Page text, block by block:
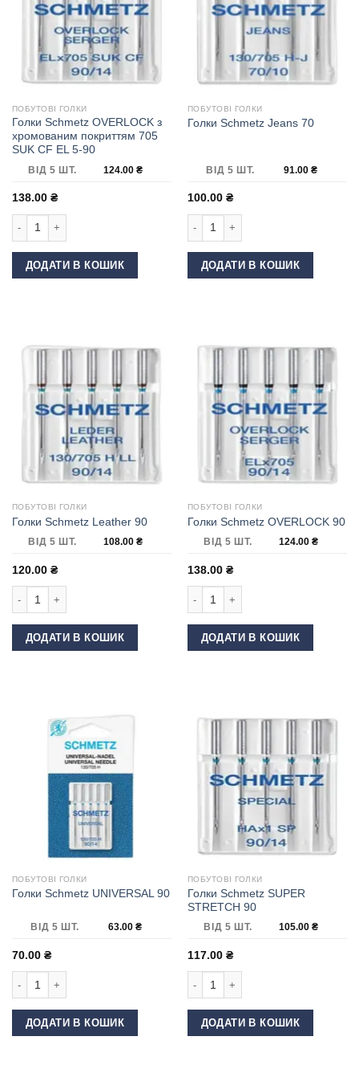
ПОБУТОВІ ГОЛКИ
Голки Schmetz OVERLOCK з
хромованим покриттям 705
SUK CF EL 5-90
ВІД 5 ШТ. 124.00 ₴
138.00 ₴
ДОДАТИ В КОШИК
ПОБУТОВІ ГОЛКИ
Голки Schmetz Jeans 70
ВІД 5 ШТ. 91.00 ₴
100.00 ₴
ДОДАТИ В КОШИК
ПОБУТОВІ ГОЛКИ
Голки Schmetz Leather 90
ВІД 5 ШТ. 108.00 ₴
120.00 ₴
ДОДАТИ В КОШИК
ПОБУТОВІ ГОЛКИ
Голки Schmetz OVERLOCK 90
ВІД 5 ШТ. 124.00 ₴
138.00 ₴
ДОДАТИ В КОШИК
ПОБУТОВІ ГОЛКИ
Голки Schmetz UNIVERSAL 90
ВІД 5 ШТ. 63.00 ₴
70.00 ₴
ДОДАТИ В КОШИК
ПОБУТОВІ ГОЛКИ
Голки Schmetz SUPER
STRETCH 90
ВІД 5 ШТ. 105.00 ₴
117.00 ₴
ДОДАТИ В КОШИК